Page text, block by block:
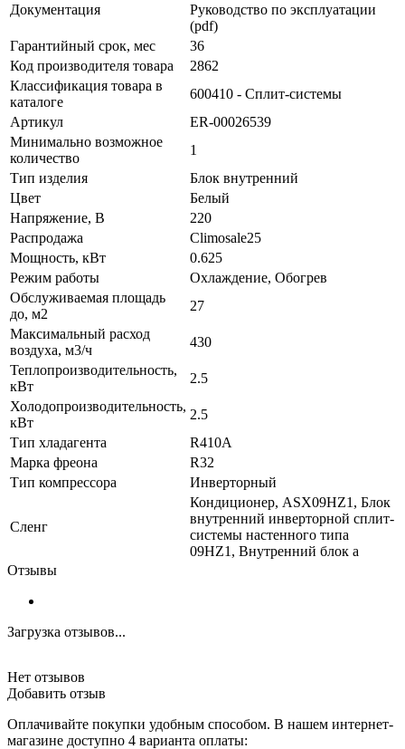
Документация
Руководство по эксплуатации
(pdf)
Гарантийный срок, мес
36
Код производителя товара
2862
Классификация товара в
каталоге
600410 - Сплит-системы
Артикул
ER-00026539
Минимально возможное
количество
1
Тип изделия
Блок внутренний
Цвет
Белый
Напряжение, В
220
Распродажа
Climosale25
Мощность, кВт
0.625
Режим работы
Охлаждение, Обогрев
Обслуживаемая площадь
до, м2
27
Максимальный расход
воздуха, м3/ч
430
Теплопроизводительность,
кВт
2.5
Холодопроизводительность,
кВт
2.5
Тип хладагента
R410А
Марка фреона
R32
Тип компрессора
Инверторный
Сленг
Кондиционер, ASX09HZ1, Блок
внутренний инверторной сплит-
системы настенного типа
09HZ1, Внутренний блок а
Отзывы
Загрузка отзывов...
Нет отзывов
Добавить отзыв
Оплачивайте покупки удобным способом. В нашем интернет-
магазине доступно 4 варианта оплаты: